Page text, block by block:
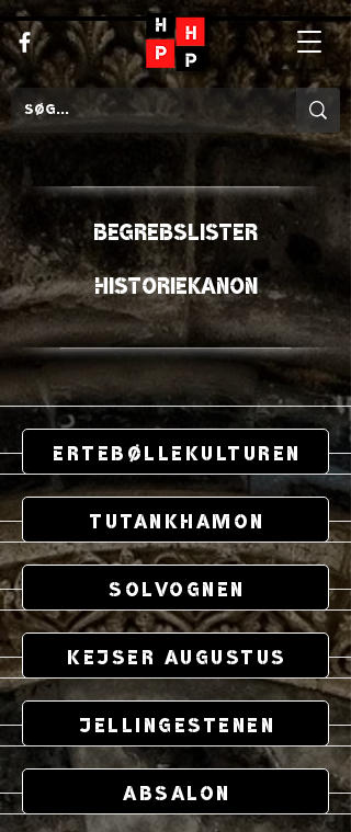
begrebslister
Historiekanon
Ertebøllekulturen
Tutankhamon
Solvognen
Kejser Augustus
Jellingestenen
Absalon